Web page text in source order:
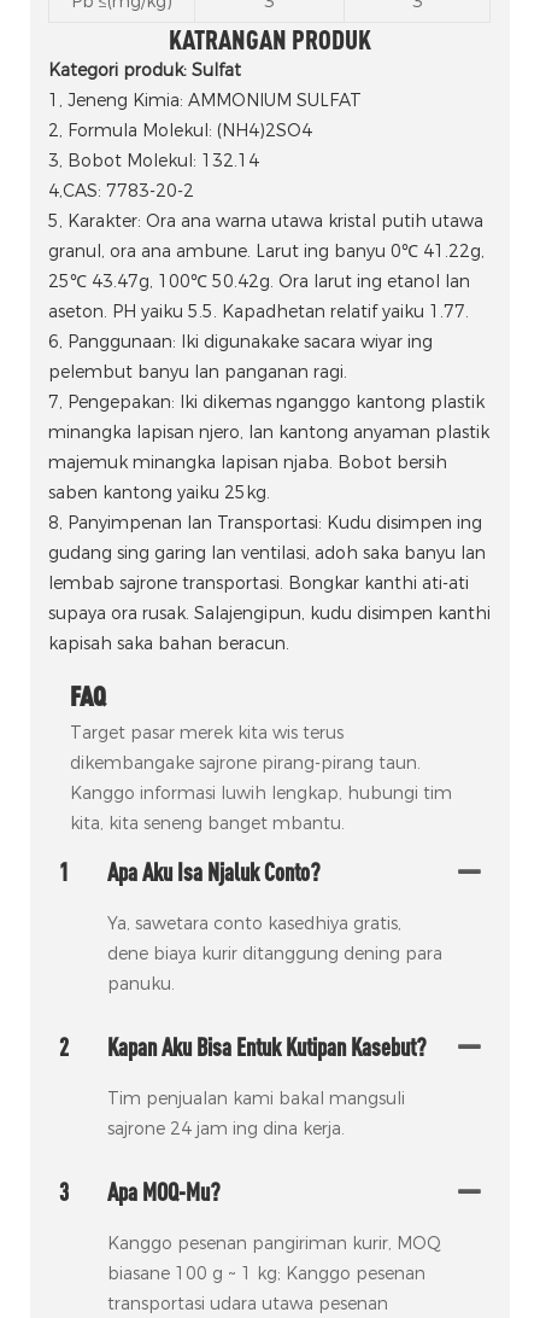
KATRANGAN PRODUK
Kategori produk: Sulfat
1, Jeneng Kimia: AMMONIUM SULFAT
2, Formula Molekul: (NH4)2SO4
3, Bobot Molekul: 132.14
4,CAS: 7783-20-2
5, Karakter: Ora ana warna utawa kristal putih utawa
granul, ora ana ambune. Larut ing banyu 0℃ 41.22g,
25℃ 43.47g, 100℃ 50.42g. Ora larut ing etanol lan
aseton. PH yaiku 5.5. Kapadhetan relatif yaiku 1.77.
6, Panggunaan: Iki digunakake sacara wiyar ing
pelembut banyu lan panganan ragi.
7, Pengepakan: Iki dikemas nganggo kantong plastik
minangka lapisan njero, lan kantong anyaman plastik
majemuk minangka lapisan njaba. Bobot bersih
saben kantong yaiku 25kg.
8, Panyimpenan lan Transportasi: Kudu disimpen ing
gudang sing garing lan ventilasi, adoh saka banyu lan
lembab sajrone transportasi. Bongkar kanthi ati-ati
supaya ora rusak. Salajengipun, kudu disimpen kanthi
kapisah saka bahan beracun.
FAQ
Target pasar merek kita wis terus
dikembangake sajrone pirang-pirang taun.
Kanggo informasi luwih lengkap, hubungi tim
kita, kita seneng banget mbantu.
1 Apa Aku Isa Njaluk Conto?
Ya, sawetara conto kasedhiya gratis,
dene biaya kurir ditanggung dening para
panuku.
2 Kapan Aku Bisa Entuk Kutipan Kasebut?
Tim penjualan kami bakal mangsuli
sajrone 24 jam ing dina kerja.
3 Apa MOQ-Mu?
Kanggo pesenan pangiriman kurir, MOQ
biasane 100 g ~ 1 kg; Kanggo pesenan
transportasi udara utawa pesenan